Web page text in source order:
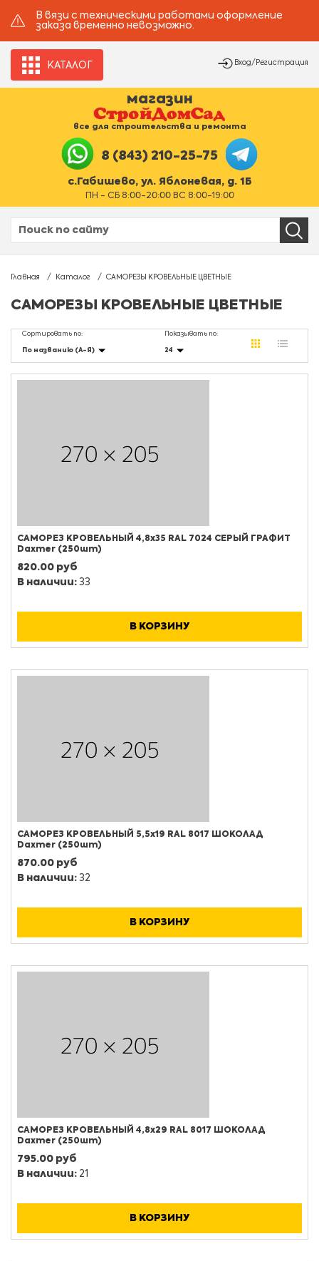
В вязи с техническими работами оформление
заказа временно невозможно.
КАТАЛОГ Вход/Регистрация
магазин
все для строительства и ремонта
8 (843) 210-25-75
с.Габишево, ул. Яблоневая, д. 1Б
ПН - СБ 8:00-20:00 ВС 8:00-19:00
Главная Каталог САМОРЕЗЫ КРОВЕЛЬНЫЕ ЦВЕТНЫЕ
САМОРЕЗЫ КРОВЕЛЬНЫЕ ЦВЕТНЫЕ
Сортировать по:
По названию (А-Я)
Показывать по:
24
САМОРЕЗ КРОВЕЛЬНЫЙ 4,8х35 RAL 7024 СЕРЫЙ ГРАФИТ
Daxmer (250шт)
820.00 руб
В наличии: 33
В КОРЗИНУ
САМОРЕЗ КРОВЕЛЬНЫЙ 5,5х19 RAL 8017 ШОКОЛАД
Daxmer (250шт)
870.00 руб
В наличии: 32
В КОРЗИНУ
САМОРЕЗ КРОВЕЛЬНЫЙ 4,8х29 RAL 8017 ШОКОЛАД
Daxmer (250шт)
795.00 руб
В наличии: 21
В КОРЗИНУ